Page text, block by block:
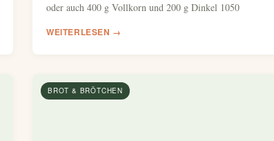
oder auch 400 g Vollkorn und 200 g Dinkel 1050
WEITERLESEN →
BROT & BRÖTCHEN